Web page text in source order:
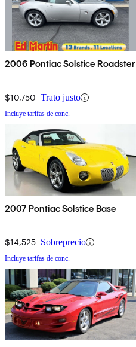
2006 Pontiac Solstice Roadster
$10,750 Trato justo
Incluye tarifas de conc.
2007 Pontiac Solstice Base
$14,525 Sobreprecio
Incluye tarifas de conc.